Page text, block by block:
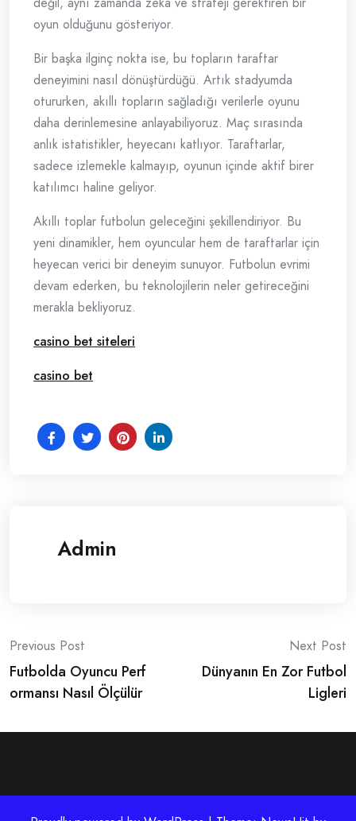
oyun olduğunu gösteriyor.
Bir başka ilginç nokta ise, bu topların taraftar
deneyimini nasıl dönüştürdüğü. Artık stadyumda
otururken, akıllı topların sağladığı verilerle oyunu
daha derinlemesine anlayabiliyoruz. Maç sırasında
anlık istatistikler, heyecanı katlıyor. Taraftarlar,
sadece izlemekle kalmayıp, oyunun içinde aktif birer
katılımcı haline geliyor.
Akıllı toplar futbolun geleceğini şekillendiriyor. Bu
yeni dinamikler, hem oyuncular hem de taraftarlar için
heyecan verici bir deneyim sunuyor. Futbolun evrimi
devam ederken, bu teknolojilerin neler getireceğini
merakla bekliyoruz.
casino bet siteleri
casino bet
Admin
Post
navigation
Previous Post
Futbolda Oyuncu Perf
ormansı Nasıl Ölçülür
Next Post
Dünyanın En Zor Futbol
Ligleri